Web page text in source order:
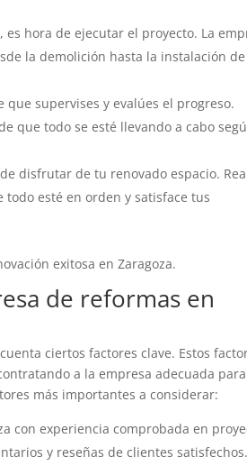
hora de ejecutar el proyecto. La
la demolición hasta la instalación de
supervises y evalúes el progreso.
que todo se esté llevando a cabo
disfrutar de tu renovado espacio.
esté en orden y satisface tus
exitosa en Zaragoza.
de reformas en
ciertos factores clave. Estos
a la empresa adecuada
más importantes a considerar:
con experiencia comprobada en
y reseñas de clientes satisfechos.